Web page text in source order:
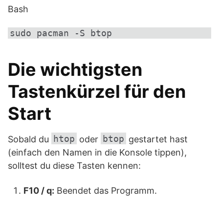
Bash
Die wichtigsten
Tastenkürzel für den
Start
Sobald du htop oder btop gestartet hast
(einfach den Namen in die Konsole tippen),
solltest du diese Tasten kennen:
F10 / q: Beendet das Programm.